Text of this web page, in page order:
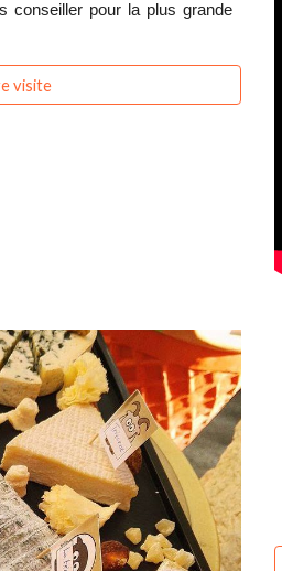
conseiller pour la plus grande
visite